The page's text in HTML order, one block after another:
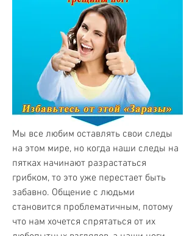
Мы все любим оставлять свои следы
на этом мире, но когда наши следы на
пятках начинают разрастаться
грибком, то это уже перестает быть
забавно. Общение с людьми
становится проблематичным, потому
что нам хочется спрятаться от их